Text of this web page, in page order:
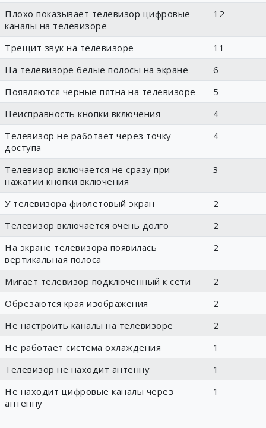
Плохо показывает телевизор цифровые
каналы на телевизоре
12
Трещит звук на телевизоре
11
На телевизоре белые полосы на экране
6
Появляются черные пятна на телевизоре
5
Неисправность кнопки включения
4
Телевизор не работает через точку
доступа
4
Телевизор включается не сразу при
нажатии кнопки включения
3
У телевизора фиолетовый экран
2
Телевизор включается очень долго
2
На экране телевизора появилась
вертикальная полоса
2
Мигает телевизор подключенный к сети
2
Обрезаются края изображения
2
Не настроить каналы на телевизоре
2
Не работает система охлаждения
1
Телевизор не находит антенну
1
Не находит цифровые каналы через
антенну
1